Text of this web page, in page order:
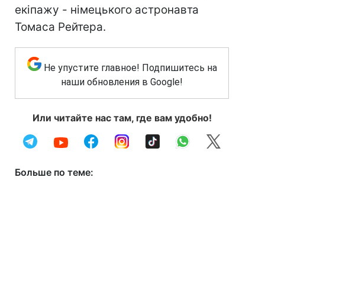
екіпажу - німецького астронавта
Томаса Рейтера.
Не упустите главное! Подпишитесь на
наши обновления в Google!
Или читайте нас там, где вам удобно!
Больше по теме: